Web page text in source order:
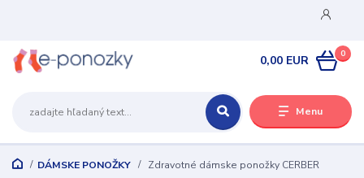
Menu
0
0,00 EUR
DÁMSKE PONOŽKY Zdravotné dámske ponožky CERBER